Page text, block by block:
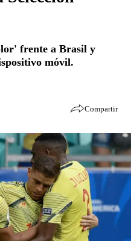
frente a Brasil y
móvil.
Compartir